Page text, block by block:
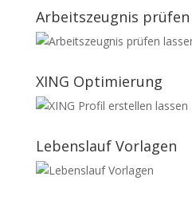
Arbeitszeugnis prüfen
XING Optimierung
Lebenslauf Vorlagen